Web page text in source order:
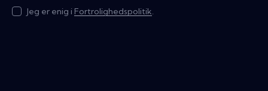
Jeg er enig i Fortrolighedspolitik.